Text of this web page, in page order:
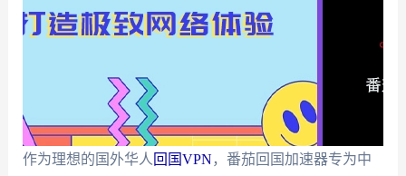
作为理想的国外华人 回国VPN ，番茄回国加速器专为中